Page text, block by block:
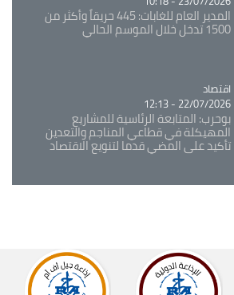
المدير العام للغابات: 445 حريقاً وأكثر من
1500 تدخل خلال الموسم الحالي
Catégorie
اقتصاد
22/07/2026 - 12:13
بوحرب: المتابعة الرئاسية للمشاريع
المهيكلة في قطاعي المناجم والتعدين
تأكيد على المضي قدما لتنويع الاقتصاد